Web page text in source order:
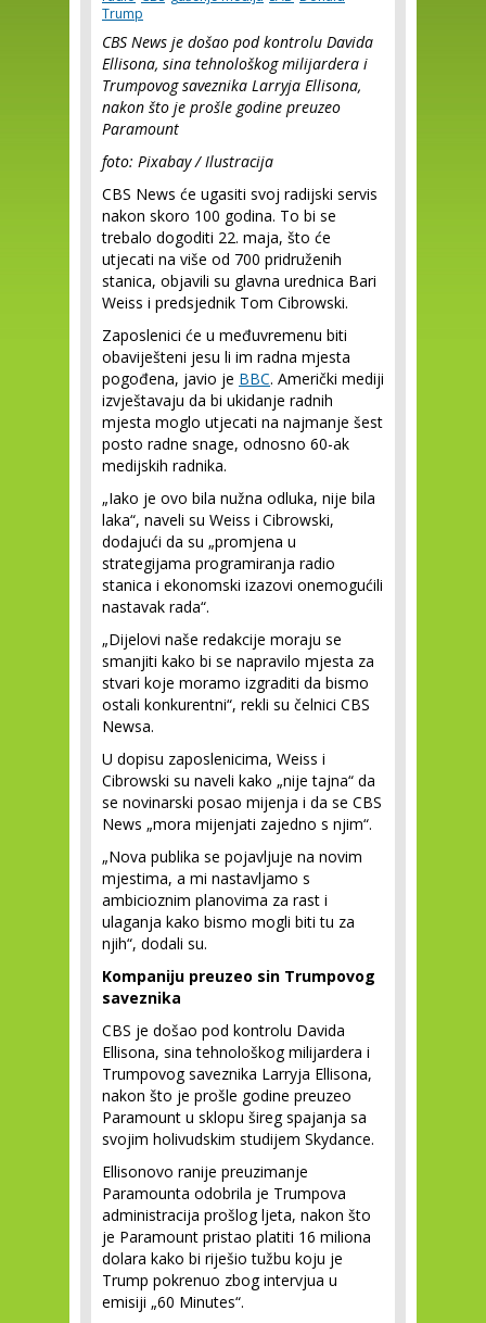
Trump
CBS News je došao pod kontrolu Davida
Ellisona, sina tehnološkog milijardera i
Trumpovog saveznika Larryja Ellisona,
nakon što je prošle godine preuzeo
Paramount
foto: Pixabay / Ilustracija
CBS News će ugasiti svoj radijski servis
nakon skoro 100 godina. To bi se
trebalo dogoditi 22. maja, što će
utjecati na više od 700 pridruženih
stanica, objavili su glavna urednica Bari
Weiss i predsjednik Tom Cibrowski.
Zaposlenici će u međuvremenu biti
obaviješteni jesu li im radna mjesta
pogođena, javio je BBC. Američki mediji
izvještavaju da bi ukidanje radnih
mjesta moglo utjecati na najmanje šest
posto radne snage, odnosno 60-ak
medijskih radnika.
„Iako je ovo bila nužna odluka, nije bila
laka“, naveli su Weiss i Cibrowski,
dodajući da su „promjena u
strategijama programiranja radio
stanica i ekonomski izazovi onemogućili
nastavak rada“.
„Dijelovi naše redakcije moraju se
smanjiti kako bi se napravilo mjesta za
stvari koje moramo izgraditi da bismo
ostali konkurentni“, rekli su čelnici CBS
Newsa.
U dopisu zaposlenicima, Weiss i
Cibrowski su naveli kako „nije tajna“ da
se novinarski posao mijenja i da se CBS
News „mora mijenjati zajedno s njim“.
„Nova publika se pojavljuje na novim
mjestima, a mi nastavljamo s
ambicioznim planovima za rast i
ulaganja kako bismo mogli biti tu za
njih“, dodali su.
Kompaniju preuzeo sin Trumpovog
saveznika
CBS je došao pod kontrolu Davida
Ellisona, sina tehnološkog milijardera i
Trumpovog saveznika Larryja Ellisona,
nakon što je prošle godine preuzeo
Paramount u sklopu šireg spajanja sa
svojim holivudskim studijem Skydance.
Ellisonovo ranije preuzimanje
Paramounta odobrila je Trumpova
administracija prošlog ljeta, nakon što
je Paramount pristao platiti 16 miliona
dolara kako bi riješio tužbu koju je
Trump pokrenuo zbog intervjua u
emisiji „60 Minutes“.